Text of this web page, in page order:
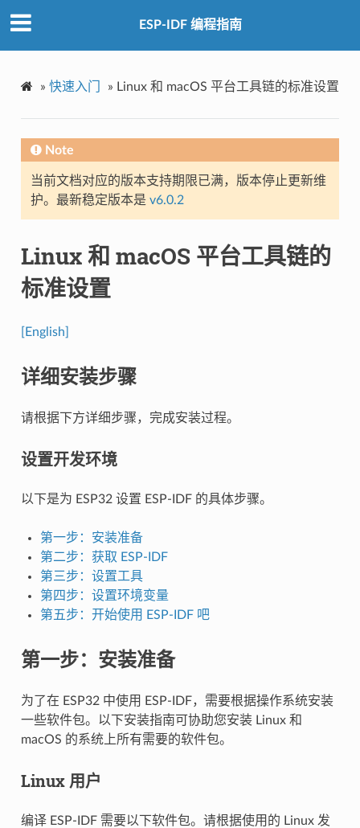
ESP-IDF 编程指南
» 快速入门 » Linux 和 macOS 平台工具链的标准设置
Note
当前文档对应的版本支持期限已满，版本停止更新维
护。最新稳定版本是 v6.0.2
Linux 和 macOS 平台工具链的
标准设置
[English]
详细安装步骤
请根据下方详细步骤，完成安装过程。
设置开发环境
以下是为 ESP32 设置 ESP-IDF 的具体步骤。
第一步：安装准备
第二步：获取 ESP-IDF
第三步：设置工具
第四步：设置环境变量
第五步：开始使用 ESP-IDF 吧
第一步：安装准备
为了在 ESP32 中使用 ESP-IDF，需要根据操作系统安装
一些软件包。以下安装指南可协助您安装 Linux 和
macOS 的系统上所有需要的软件包。
Linux 用户
编译 ESP-IDF 需要以下软件包。请根据使用的 Linux 发